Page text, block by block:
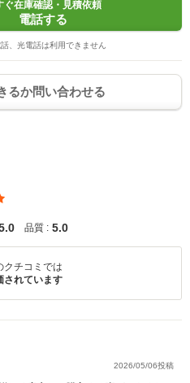
ぐ在庫確認・見積依頼
電話する
、光電話は利用できません
るか問い合わせる
品質 : 5.0
クチコミでは
されています
2026/05/06投稿
を保存しますか？
90 日で破棄されます